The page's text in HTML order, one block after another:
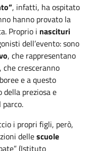
, infatti, ha ospitato
hanno provato la
Proprio i nascituri
dell’evento: sono
, che rappresentano
cresceranno
e a questo
della preziosa e
i propri figli, però,
dellescuole
(Istituto